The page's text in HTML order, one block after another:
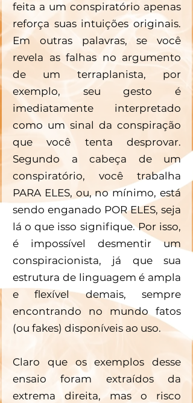
feita a um conspiratório apenas
reforça suas intuições originais.
Em outras palavras, se você
revela as falhas no argumento
de um terraplanista, por
exemplo, seu gesto é
imediatamente interpretado
como um sinal da conspiração
que você tenta desprovar.
Segundo a cabeça de um
conspiratório, você trabalha
PARA ELES, ou, no mínimo, está
sendo enganado POR ELES, seja
lá o que isso signifique. Por isso,
é impossível desmentir um
conspiracionista, já que sua
estrutura de linguagem é ampla
e flexível demais, sempre
encontrando no mundo fatos
(ou fakes) disponíveis ao uso.
Claro que os exemplos desse
ensaio foram extraídos da
extrema direita, mas o risco